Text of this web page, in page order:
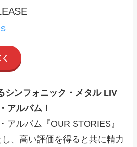
シンフォニック・メタル LIV
アルバム！
アルバム『OUR STORIES』
、高い評価を得ると共に精力